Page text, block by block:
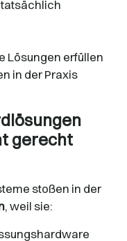
Lösungen erfüllen
in der Praxis
gerecht
stoßen in der
, weil sie: